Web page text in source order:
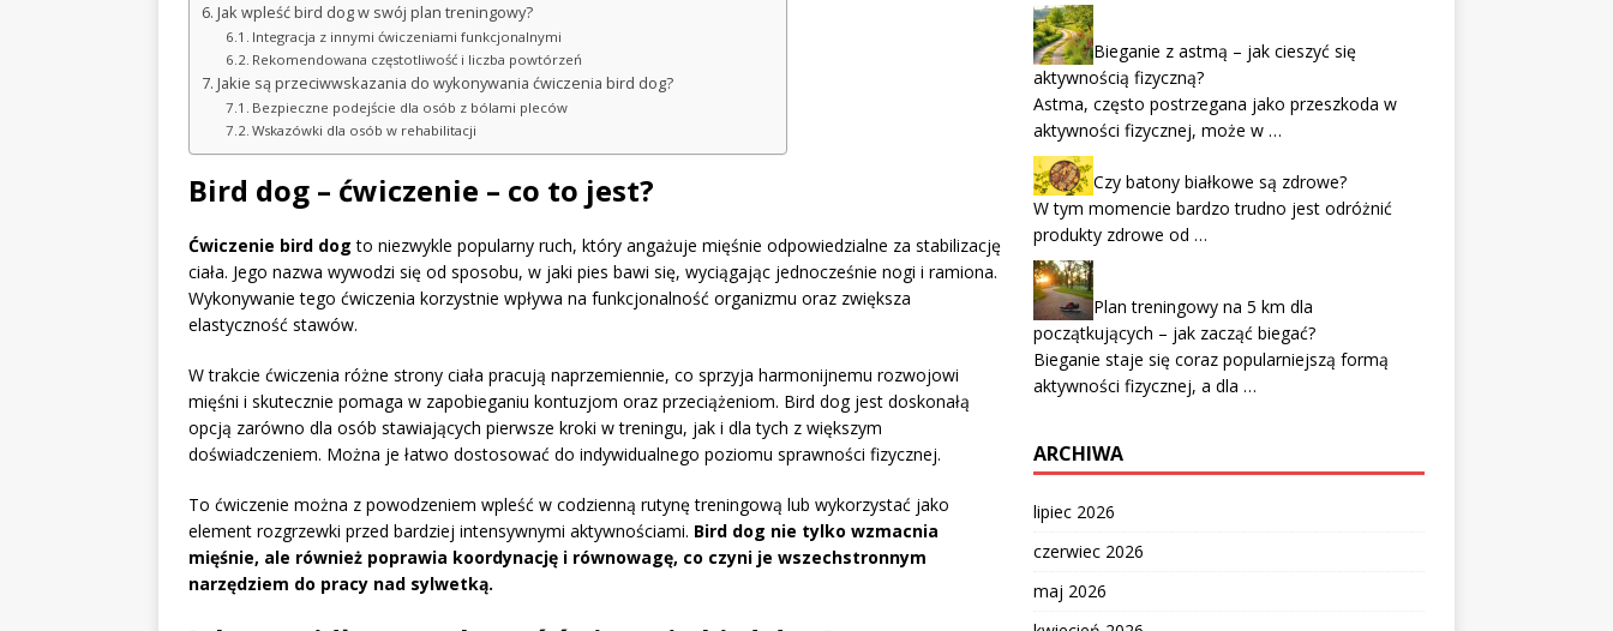
Jak wpleść bird dog w swój plan treningowy?
Integracja z innymi ćwiczeniami funkcjonalnymi
Rekomendowana częstotliwość i liczba powtórzeń
Jakie są przeciwwskazania do wykonywania ćwiczenia bird dog?
Bezpieczne podejście dla osób z bólami pleców
Wskazówki dla osób w rehabilitacji
Bird dog – ćwiczenie – co to jest?
Ćwiczenie bird dog to niezwykle popularny ruch, który angażuje mięśnie odpowiedzialne za stabilizację
ciała. Jego nazwa wywodzi się od sposobu, w jaki pies bawi się, wyciągając jednocześnie nogi i ramiona.
Wykonywanie tego ćwiczenia korzystnie wpływa na funkcjonalność organizmu oraz zwiększa
elastyczność stawów.
W trakcie ćwiczenia różne strony ciała pracują naprzemiennie, co sprzyja harmonijnemu rozwojowi
mięśni i skutecznie pomaga w zapobieganiu kontuzjom oraz przeciążeniom. Bird dog jest doskonałą
opcją zarówno dla osób stawiających pierwsze kroki w treningu, jak i dla tych z większym
doświadczeniem. Można je łatwo dostosować do indywidualnego poziomu sprawności fizycznej.
To ćwiczenie można z powodzeniem wpleść w codzienną rutynę treningową lub wykorzystać jako
element rozgrzewki przed bardziej intensywnymi aktywnościami. Bird dog nie tylko wzmacnia
mięśnie, ale również poprawia koordynację i równowagę, co czyni je wszechstronnym
narzędziem do pracy nad sylwetką.
Bieganie z astmą – jak cieszyć się
aktywnością fizyczną?
Astma, często postrzegana jako przeszkoda w
aktywności fizycznej, może w …
Czy batony białkowe są zdrowe?
W tym momencie bardzo trudno jest odróżnić
produkty zdrowe od …
Plan treningowy na 5 km dla
początkujących – jak zacząć biegać?
Bieganie staje się coraz popularniejszą formą
aktywności fizycznej, a dla …
ARCHIWA
lipiec 2026
czerwiec 2026
maj 2026